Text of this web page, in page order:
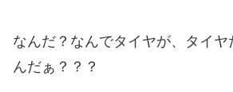
なんだ？なんでタイヤが、タイヤ
んだぁ？？？